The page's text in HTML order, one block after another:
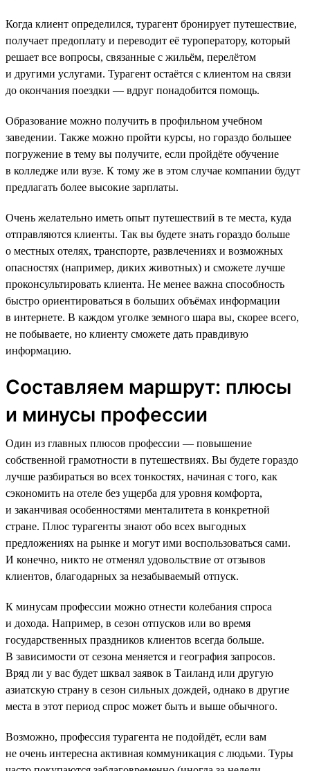
Когда клиент определился, турагент бронирует путешествие,
получает предоплату и переводит её туроператору, который
решает все вопросы, связанные с жильём, перелётом
и другими услугами. Турагент остаётся с клиентом на связи
до окончания поездки — вдруг понадобится помощь.
Образование можно получить в профильном учебном
заведении. Также можно пройти курсы, но гораздо большее
погружение в тему вы получите, если пройдёте обучение
в колледже или вузе. К тому же в этом случае компании будут
предлагать более высокие зарплаты.
Очень желательно иметь опыт путешествий в те места, куда
отправляются клиенты. Так вы будете знать гораздо больше
о местных отелях, транспорте, развлечениях и возможных
опасностях (например, диких животных) и сможете лучше
проконсультировать клиента. Не менее важна способность
быстро ориентироваться в больших объёмах информации
в интернете. В каждом уголке земного шара вы, скорее всего,
не побываете, но клиенту сможете дать правдивую
информацию.
Составляем маршрут: плюсы
и минусы профессии
Один из главных плюсов профессии — повышение
собственной грамотности в путешествиях. Вы будете гораздо
лучше разбираться во всех тонкостях, начиная с того, как
сэкономить на отеле без ущерба для уровня комфорта,
и заканчивая особенностями менталитета в конкретной
стране. Плюс турагенты знают обо всех выгодных
предложениях на рынке и могут ими воспользоваться сами.
И конечно, никто не отменял удовольствие от отзывов
клиентов, благодарных за незабываемый отпуск.
К минусам профессии можно отнести колебания спроса
и дохода. Например, в сезон отпусков или во время
государственных праздников клиентов всегда больше.
В зависимости от сезона меняется и география запросов.
Вряд ли у вас будет шквал заявок в Таиланд или другую
азиатскую страну в сезон сильных дождей, однако в другие
места в этот период спрос может быть и выше обычного.
Возможно, профессия турагента не подойдёт, если вам
не очень интересна активная коммуникация с людьми. Туры